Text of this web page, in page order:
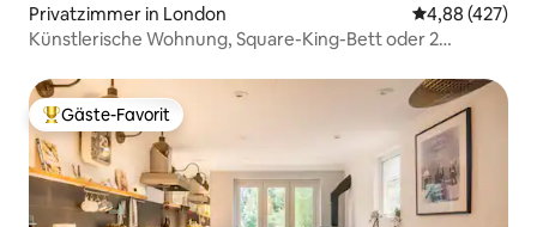
Privatzimmer in London
4,88 (427)
Künstlerische Wohnung, Square-King-Bett oder 2
Beliebter Gäste-Favorit.
Gäste-Favorit